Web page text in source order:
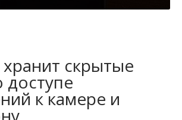
скрытые
к камере и